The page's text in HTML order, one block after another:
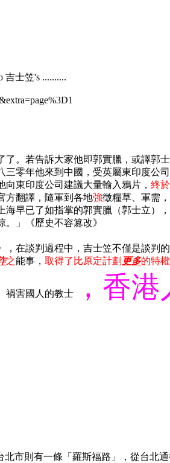
吉士笠's ..........
。若告訴大家他即郭實臘，或譯郭
三零年他來到中國，受英屬東印度公
東印度公司建議大量輸入鴉片， 終
方翻譯，隨軍到各地強徵糧草、軍需，
海早已了如指掌的郭實臘（郭士立）
。」《歷史不容篡改》
，在談判過程中，吉士笠不僅是談
之能事， 取得了比原定計劃 更多的特
禍害國人的教士
，香
市則有一條「羅斯福路」，從台北